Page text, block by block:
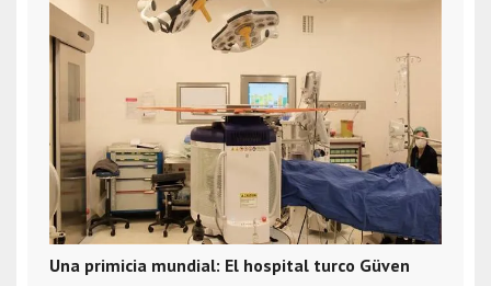
Una primicia mundial: El hospital turco Güven